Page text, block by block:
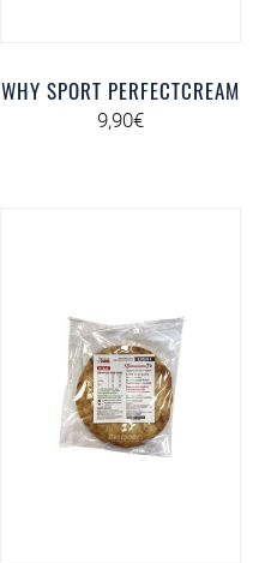
WHY SPORT PERFECTCREAM
9,90€